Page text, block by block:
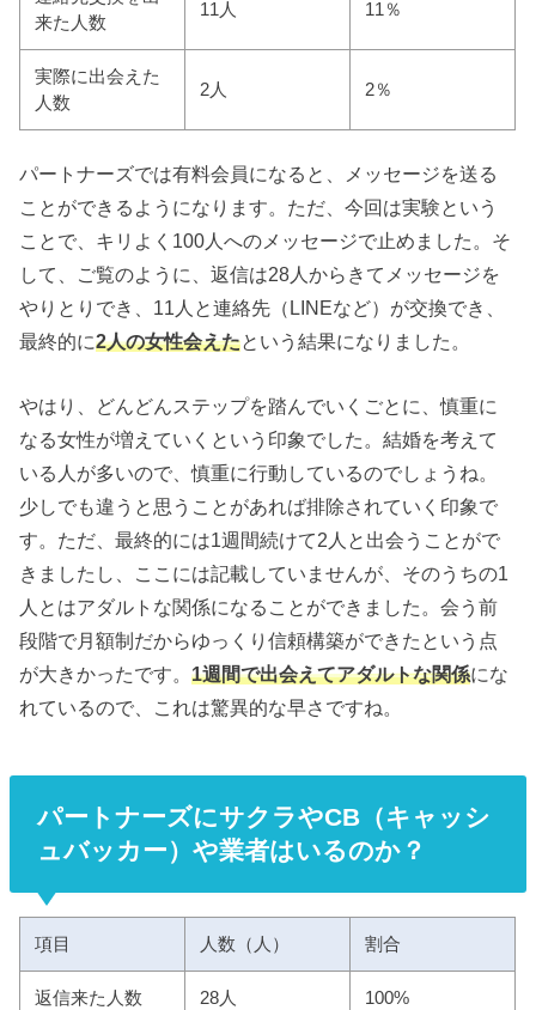
来た人数
11人 11％
実際に出会えた
人数
2人 2％
パートナーズでは有料会員になると、メッセージを送る
ことができるようになります。ただ、今回は実験という
ことで、キリよく100人へのメッセージで止めました。そ
して、ご覧のように、返信は28人からきてメッセージを
やりとりでき、11人と連絡先（LINEなど）が交換でき、
最終的に2人の女性会えたという結果になりました。
やはり、どんどんステップを踏んでいくごとに、慎重に
なる女性が増えていくという印象でした。結婚を考えて
いる人が多いので、慎重に行動しているのでしょうね。
少しでも違うと思うことがあれば排除されていく印象で
す。ただ、最終的には1週間続けて2人と出会うことがで
きましたし、ここには記載していませんが、そのうちの1
人とはアダルトな関係になることができました。会う前
段階で月額制だからゆっくり信頼構築ができたという点
が大きかったです。1週間で出会えてアダルトな関係にな
れているので、これは驚異的な早さですね。
パートナーズにサクラやCB（キャッシ
ュバッカー）や業者はいるのか？
項目 人数（人） 割合
返信来た人数 28人 100%